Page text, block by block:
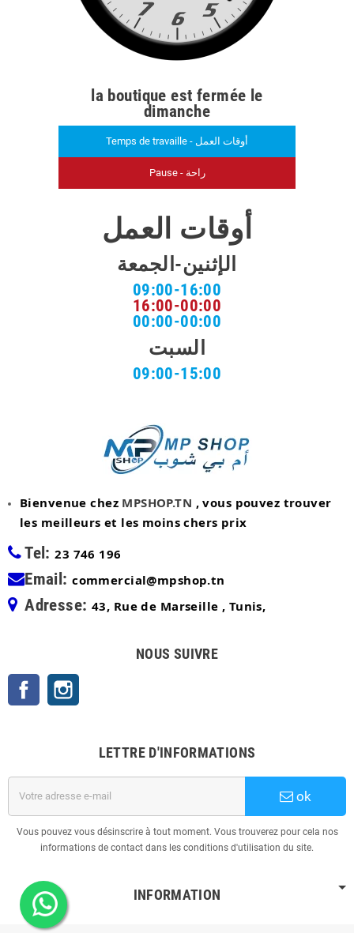
la boutique est fermée le
dimanche
Temps de travaille - أوقات العمل
Pause - راحة
أوقات العمل
الإثنين-الجمعة
09:00-16:00
16:00-00:00
00:00-00:00
السبت
09:00-15:00
Bienvenue chez MPSHOP.TN , vous pouvez trouver
les meilleurs et les moins chers prix
Tel:23 746 196
Email:commercial@mpshop.tn
Adresse:43, Rue de Marseille , Tunis,
NOUS SUIVRE
Facebook
LETTRE D'INFORMATIONS
ok
Vous pouvez vous désinscrire à tout moment. Vous trouverez pour cela nos
informations de contact dans les conditions d'utilisation du site.
INFORMATION